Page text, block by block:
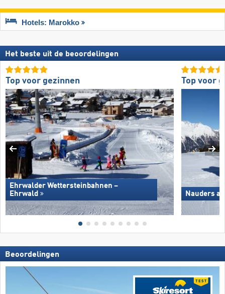
Hotels: Marokko
Het beste uit de beoordelingen
Top voor gezinnen
Ehrwalder Wettersteinbahnen –
Ehrwald
Top voor
Nauders
Beoordelingen